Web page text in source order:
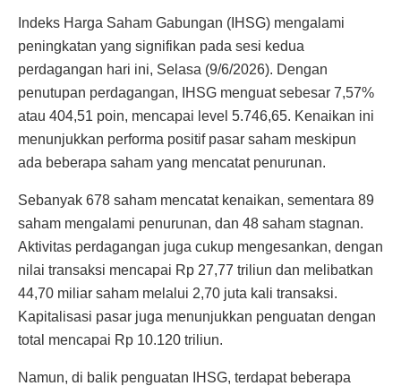
Indeks Harga Saham Gabungan (IHSG) mengalami
peningkatan yang signifikan pada sesi kedua
perdagangan hari ini, Selasa (9/6/2026). Dengan
penutupan perdagangan, IHSG menguat sebesar 7,57%
atau 404,51 poin, mencapai level 5.746,65. Kenaikan ini
menunjukkan performa positif pasar saham meskipun
ada beberapa saham yang mencatat penurunan.
Sebanyak 678 saham mencatat kenaikan, sementara 89
saham mengalami penurunan, dan 48 saham stagnan.
Aktivitas perdagangan juga cukup mengesankan, dengan
nilai transaksi mencapai Rp 27,77 triliun dan melibatkan
44,70 miliar saham melalui 2,70 juta kali transaksi.
Kapitalisasi pasar juga menunjukkan penguatan dengan
total mencapai Rp 10.120 triliun.
Namun, di balik penguatan IHSG, terdapat beberapa